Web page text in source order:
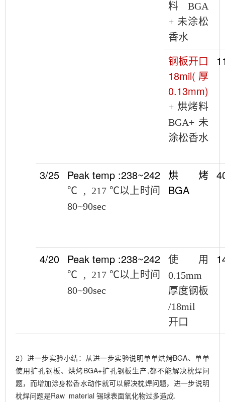
料
BGA
+ 未涂松
香水
钢板开口
18mil( 厚
0.13mm)
+ 烘烤料
BGA+ 未
涂松香水
3/25 Peak temp :238~242
℃ , 217 ℃以上时间
80~90sec
烘烤
BGA
4/20 Peak temp :238~242
℃ , 217 ℃以上时间
80~90sec
使用
0.15mm
厚度钢板
/18mil
开口
2）进一步实验小结：从进一步实验说明单单烘烤BGA、单单
使用扩孔钢板、烘烤BGA+扩孔钢板生产,都不能解决枕焊问
题，而增加涂身松香水动作就可以解决枕焊问题，进一步说明
枕焊问题是Raw material 锡球表面氧化物过多造成.